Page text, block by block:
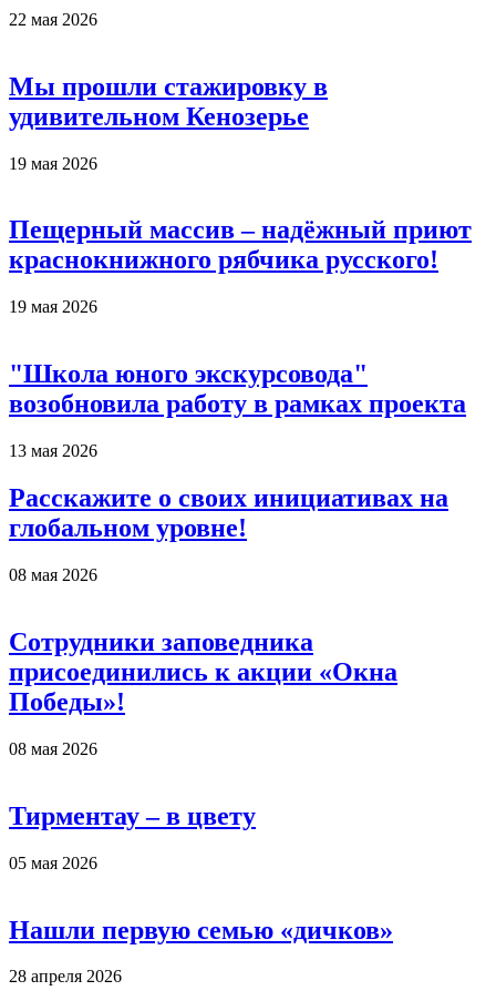
22 мая 2026
Мы прошли стажировку в
удивительном Кенозерье
19 мая 2026
Пещерный массив – надёжный приют
краснокнижного рябчика русского!
19 мая 2026
"Школа юного экскурсовода"
возобновила работу в рамках проекта
13 мая 2026
Расскажите о своих инициативах на
глобальном уровне!
08 мая 2026
Сотрудники заповедника
присоединились к акции «Окна
Победы»!
08 мая 2026
Тирментау – в цвету
05 мая 2026
Нашли первую семью «дичков»
28 апреля 2026